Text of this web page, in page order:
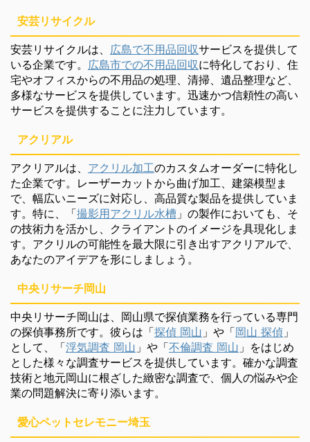
安芸リサイクル
安芸リサイクルは、 広島で不用品回収サービスを提供して
いる企業です。 広島市での不用品回収に特化しており、住
宅やオフィスからの不用品の処理、清掃、遺品整理など、
多様なサービスを提供しています。迅速かつ信頼性の高い
サービスを提供することに注力しています。
アクリアル
アクリアルは、 アクリル加工のカスタムオーダーに特化し
た企業です。レーザーカットから曲げ加工、建築模型ま
で、幅広いニーズに対応し、高品質な製品を提供していま
す。特に、「撮影用アクリル水槽 」の製作においても、そ
の技術力を活かし、クライアントのイメージを具現化しま
す。アクリルの可能性を最大限に引き出すアクリアルで、
あなたのアイデアを形にしましょう。
中央リサーチ岡山
中央リサーチ岡山は、岡山県で探偵業務を行っている専門
の探偵事務所です。彼らは「探偵 岡山 」や「岡山 探偵 」
として、「浮気調査 岡山 」や「不倫調査 岡山 」をはじめ
とした様々な調査サービスを提供しています。確かな調査
技術と地元岡山に根ざした緻密な調査で、個人の悩みや企
業の問題解決に寄り添います。
愛心ペットセレモニー埼玉